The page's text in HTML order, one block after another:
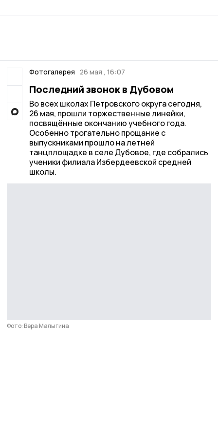
Фотогалерея 26 мая , 16:07
Последний звонок в Дубовом
Во всех школах Петровского округа сегодня,
26 мая, прошли торжественные линейки,
посвящённые окончанию учебного года.
Особенно трогательно прощание с
выпускниками прошло на летней
танцплощадке в селе Дубовое, где собрались
ученики филиала Избердеевской средней
школы.
Фото: Вера Малыгина